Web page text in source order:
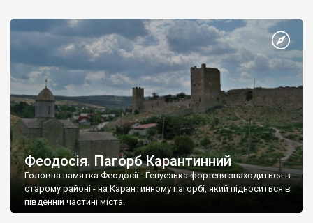
Феодосія. Пагорб Карантинний
Головна памятка Феодосії - Генуезька фортеця знаходиться в
старому районі - на Карантинному пагорбі, який підноситься в
південній частині міста.